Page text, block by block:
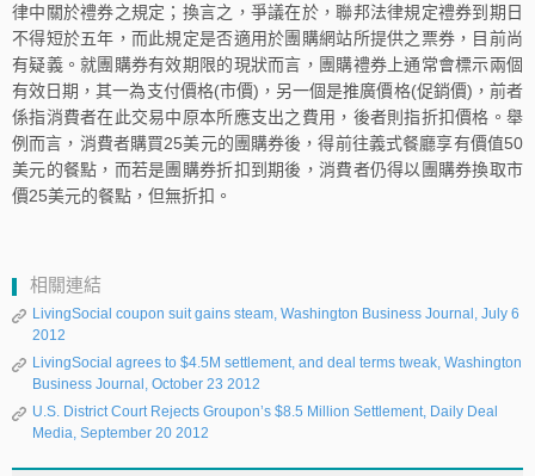
律中關於禮券之規定；換言之，爭議在於，聯邦法律規定禮券到期日
不得短於五年，而此規定是否適用於團購網站所提供之票券，目前尚
有疑義。就團購券有效期限的現狀而言，團購禮券上通常會標示兩個
有效日期，其一為支付價格(市價)，另一個是推廣價格(促銷價)，前者
係指消費者在此交易中原本所應支出之費用，後者則指折扣價格。舉
例而言，消費者購買25美元的團購券後，得前往義式餐廳享有價值50
美元的餐點，而若是團購券折扣到期後，消費者仍得以團購券換取市
價25美元的餐點，但無折扣。
相關連結
LivingSocial coupon suit gains steam, Washington Business Journal, July 6
2012
LivingSocial agrees to $4.5M settlement, and deal terms tweak, Washington
Business Journal, October 23 2012
U.S. District Court Rejects Groupon’s $8.5 Million Settlement, Daily Deal
Media, September 20 2012